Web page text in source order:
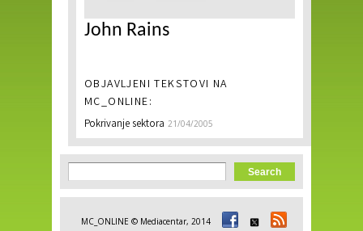
John Rains
OBJAVLJENI TEKSTOVI NA
MC_ONLINE:
Pokrivanje sektora 21/04/2005
Search form
Search
MC_ONLINE © Mediacentar, 2014